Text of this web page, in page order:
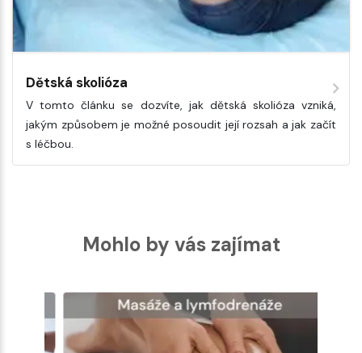
Dětská skolióza
V tomto článku se dozvíte, jak dětská skolióza vzniká,
jakým způsobem je možné posoudit její rozsah a jak začít
s léčbou.
Mohlo by vás zajímat